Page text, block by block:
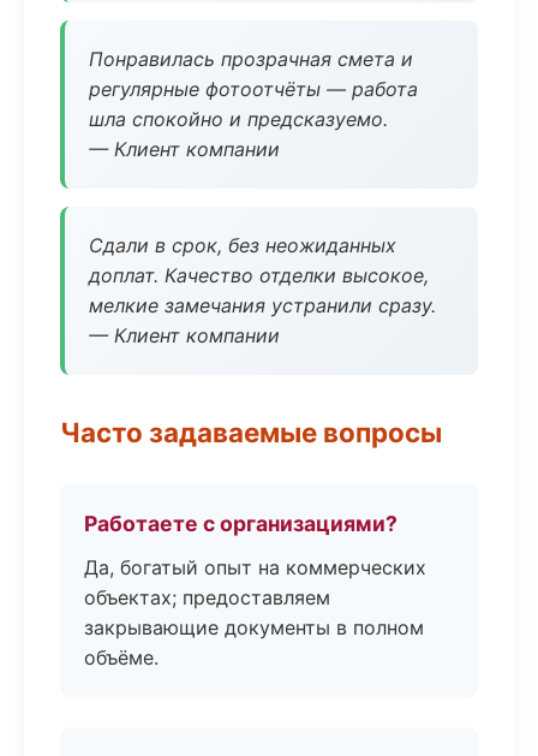
Понравилась прозрачная смета и
регулярные фотоотчёты — работа
шла спокойно и предсказуемо.
— Клиент компании
Сдали в срок, без неожиданных
доплат. Качество отделки высокое,
мелкие замечания устранили сразу.
— Клиент компании
Часто задаваемые вопросы
Работаете с организациями?
Да, богатый опыт на коммерческих
объектах; предоставляем
закрывающие документы в полном
объёме.